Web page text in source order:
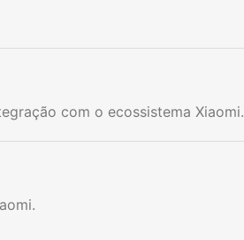
com o ecossistema Xiaomi.